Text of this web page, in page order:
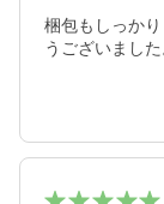
梱包もしっか
うございました